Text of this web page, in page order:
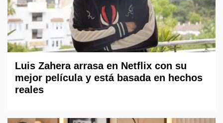
Luis Zahera arrasa en Netflix con su
mejor película y está basada en hechos
reales